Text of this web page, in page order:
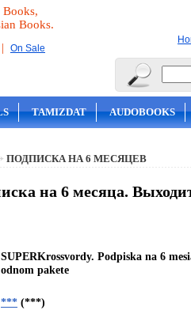
Books,
Books.
| On Sale
TAMIZDAT AUDOBOOKS
ПОДПИСКА НА 6 МЕСЯЦЕВ
на 6 месяца.
SUPERKrossvordy. Podpiska na 6
odnom pakete
*** (***)